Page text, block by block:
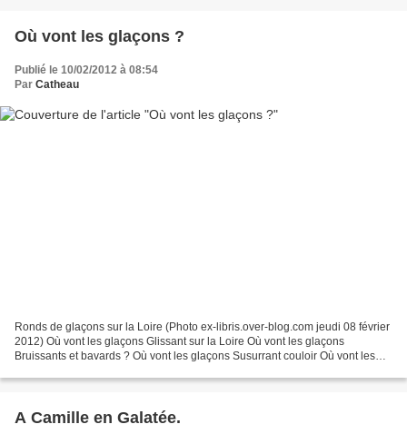
Où vont les glaçons ?
Publié le 10/02/2012 à 08:54
Par Catheau
Ronds de glaçons sur la Loire (Photo ex-libris.over-blog.com jeudi 08 février
2012) Où vont les glaçons Glissant sur la Loire Où vont les glaçons
Bruissants et bavards ? Où vont les glaçons Susurrant couloir Où vont les
A Camille en Galatée.